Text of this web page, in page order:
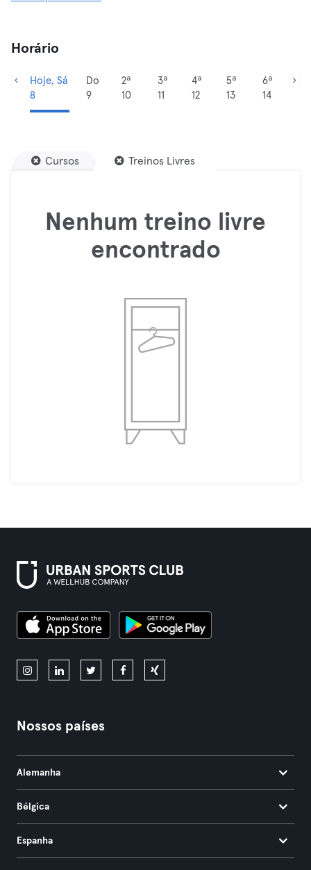
Horário
Hoje, Sá
8
Do
9
2ª
10
3ª
11
4ª
12
5ª
13
6ª
14
Cursos Treinos Livres
Nenhum treino livre
encontrado
Nossos países
Alemanha
Bélgica
Espanha